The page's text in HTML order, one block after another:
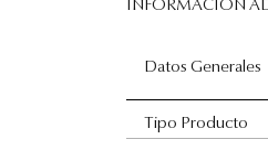
INFORMACIÓN
Datos Generales
Tipo Producto